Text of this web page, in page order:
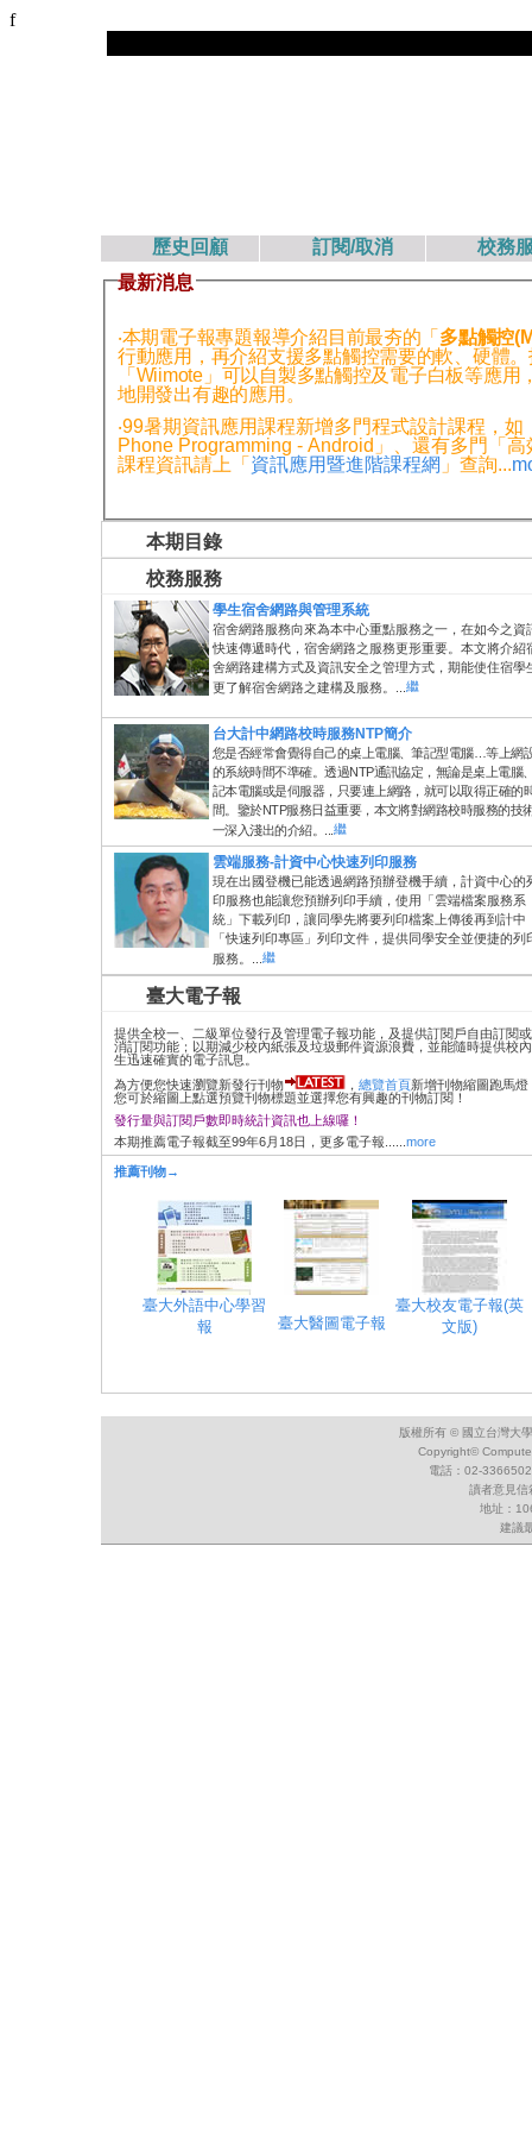
f
歷史回顧 訂閱/取消
校務
最新消息
‧本期電子報專題報導介紹目前最夯的「 多點觸控
行動應用，再介紹支援多點觸控需要的軟、硬體
「Wiimote」可以自製多點觸控及電子白板等應
地開發出有趣的應用。
‧99暑期資訊應用課程新增多門程式設計課程，
Phone Programming - Android」、
課程資訊請上「 資訊應用暨進階課程網 」查詢...
本期目錄
校務服務
學生宿舍網路與管理系統
宿舍網路服務向來為本中心重點服務之一，在如今之資
快速傳遞時代，宿舍網路之服務更形重要。本文將介紹
舍網路建構方式及資訊安全之管理方式，期能使住宿學
更了解宿舍網路之建構及服務。...
台大計中網路校時服務NTP簡介
您是否經常會覺得自己的桌上電腦、筆記型電腦…等上網
的系統時間不準確。透過NTP通訊協定，無論是桌上電腦
記本電腦或是伺服器，只要連上網路，就可以取得正確的
間。鑒於NTP服務日益重要，本文將對網路校時服務的技
一深入淺出的介紹。...
雲端服務-計資中心快速列印服務
現在出國登機已能透過網路預辦登機手續，計資中心的
印服務也能讓您預辦列印手續，使用「雲端檔案服務系
統」下載列印，讓同學先將要列印檔案上傳後再到計中
「快速列印專區」列印文件，提供同學安全並便捷的列
服務。...
臺大電子報
提供全校一、二級單位發行及管理電子報功能，及提供訂閱戶自由訂閱
消訂閱功能；以期減少校內紙張及垃圾郵件資源浪費，並能隨時提供校
生迅速確實的電子訊息。
為方便您快速瀏覽新發行刊物
， 總覽首頁新增刊物縮圖跑馬燈
您可於縮圖上點選預覽刊物標題並選擇您有興趣的刊物訂閱！
發行量與訂閱戶數即時統計資訊也上線囉！
本期推薦電子報截至99年6月18日，更多電子報...... more
推薦刊物→
臺大外語中心學習
報
臺大醫圖電子報
臺大校友電子報(英
文版)
版權所有 © 國立台灣大
Copyright©
電話：02-
讀者意見
地址：
建議